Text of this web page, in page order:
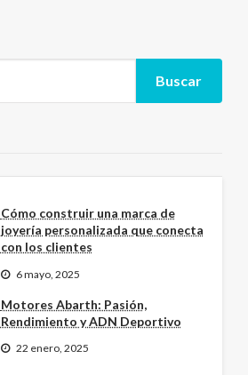
Cómo construir una marca de
joyería personalizada que conecta
con los clientes
6 mayo, 2025
Motores Abarth: Pasión,
Rendimiento y ADN Deportivo
22 enero, 2025